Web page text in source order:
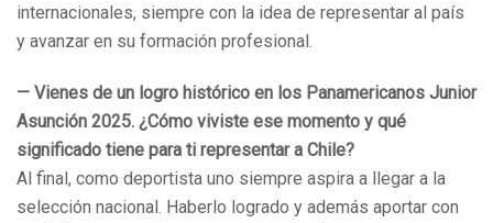
internacionales, siempre con la idea de representar al país
y avanzar en su formación profesional.
— Vienes de un logro histórico en los Panamericanos Junior
Asunción 2025. ¿Cómo viviste ese momento y qué
significado tiene para ti representar a Chile?
Al final, como deportista uno siempre aspira a llegar a la
selección nacional. Haberlo logrado y además aportar con